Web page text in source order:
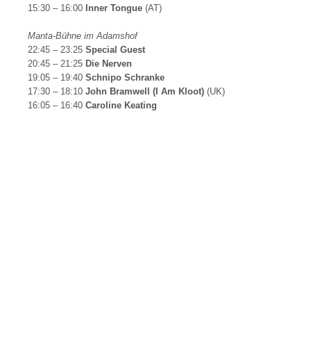
15:30 – 16:00 Inner Tongue (AT)
Manta-Bühne im Adamshof
22:45 – 23:25 Special Guest
20:45 – 21:25 Die Nerven
19:05 – 19:40 Schnipo Schranke
17:30 – 18:10 John Bramwell (I Am Kloot) (UK)
16:05 – 16:40 Caroline Keating